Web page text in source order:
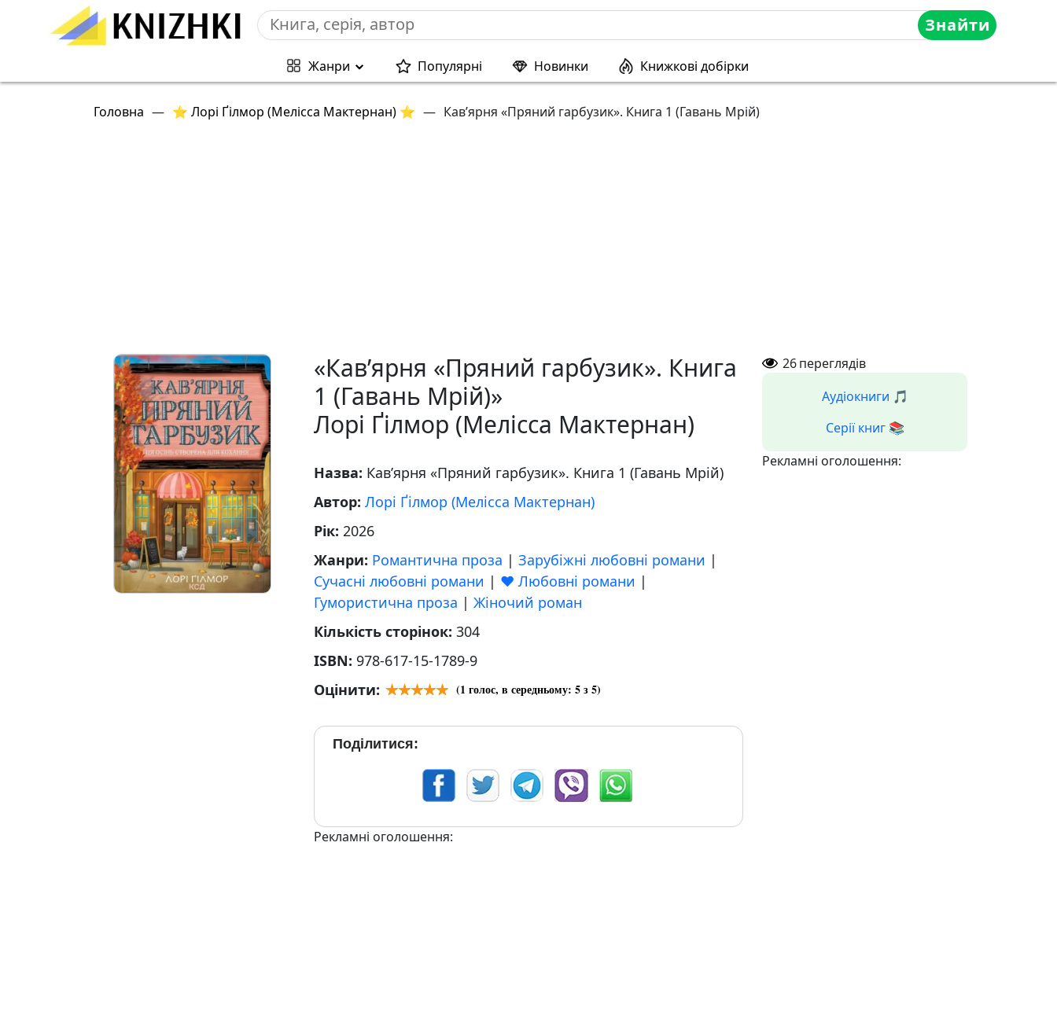
Знайти
Жанри Популярні Новинки Книжкові добірки
Головна — ⭐ Лорі Ґілмор (Мелісса Мактернан) ⭐ — Кав’ярня «Пряний гарбузик». Книга 1 (Гавань Мрій)
«Кав’ярня «Пряний гарбузик». Книга
1 (Гавань Мрій)»
Лорі Ґілмор (Мелісса Мактернан)
Назва: Кав’ярня «Пряний гарбузик». Книга 1 (Гавань Мрій)
Автор: Лорі Ґілмор (Мелісса Мактернан)
Рік: 2026
Жанри: Романтична проза | Зарубіжні любовні романи |
Сучасні любовні романи | ❤️ Любовні романи |
Гумористична проза | Жіночий роман
Кількість сторінок: 304
ISBN: 978-617-15-1789-9
Оцінити:
(1 голос, в середньому: 5з 5)
Поділитися:
Рекламні оголошення:
26переглядів
Аудіокниги 🎵
Серії книг 📚
Рекламні оголошення: